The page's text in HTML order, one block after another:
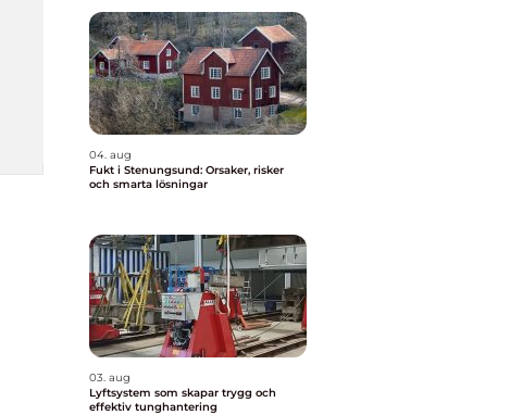
04. aug
Fukt i Stenungsund: Orsaker, risker
och smarta lösningar
03. aug
Lyftsystem som skapar trygg och
effektiv tunghantering